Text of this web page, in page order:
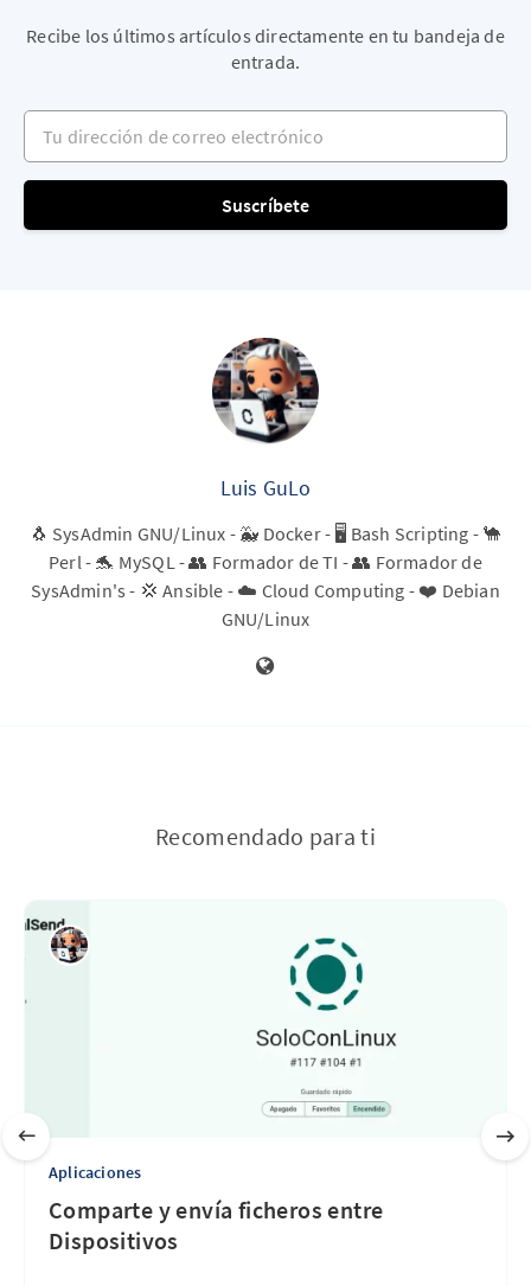
Recibe los últimos artículos directamente en tu bandeja de
entrada.
Tu dirección de correo electrónico
Suscríbete
Luis GuLo
🐧 SysAdmin GNU/Linux - 🐳 Docker - 🖥️ Bash Scripting - 🐪
Perl - 🐬 MySQL - 👥 Formador de TI - 👥 Formador de
SysAdmin's - 💢 Ansible - ☁️ Cloud Computing - ❤️ Debian
GNU/Linux
Recomendado para ti
Aplicaciones
Comparte y envía ficheros entre
Dispositivos